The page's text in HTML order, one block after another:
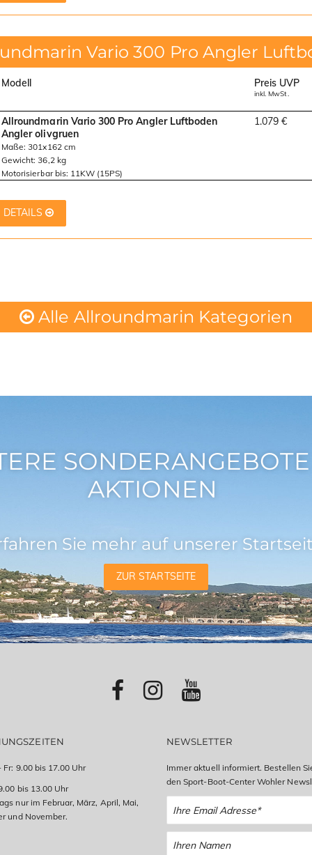
Vario 300 Pro Angler
Modell Preis UVP
inkl. MwSt.
Allroundmarin Vario 300 Pro Angler Luftboden
Angler olivgruen
Maße: 301x162 cm
Gewicht: 36,2 kg
Motorisierbar bis: 11KW (15PS)
1.079 €
DETAILS
Alle Allroundmarin Kategorien
AKTIONEN
Sie mehr auf unserer
ZUR STARTSEITE
9.00 bis 17.00 Uhr
bis 13.00 Uhr
nur im Februar, März, April, Mai,
und November.
NEWSLETTER
Immer aktuell informiert. Bestellen
den Sport-Boot-Center Wohler